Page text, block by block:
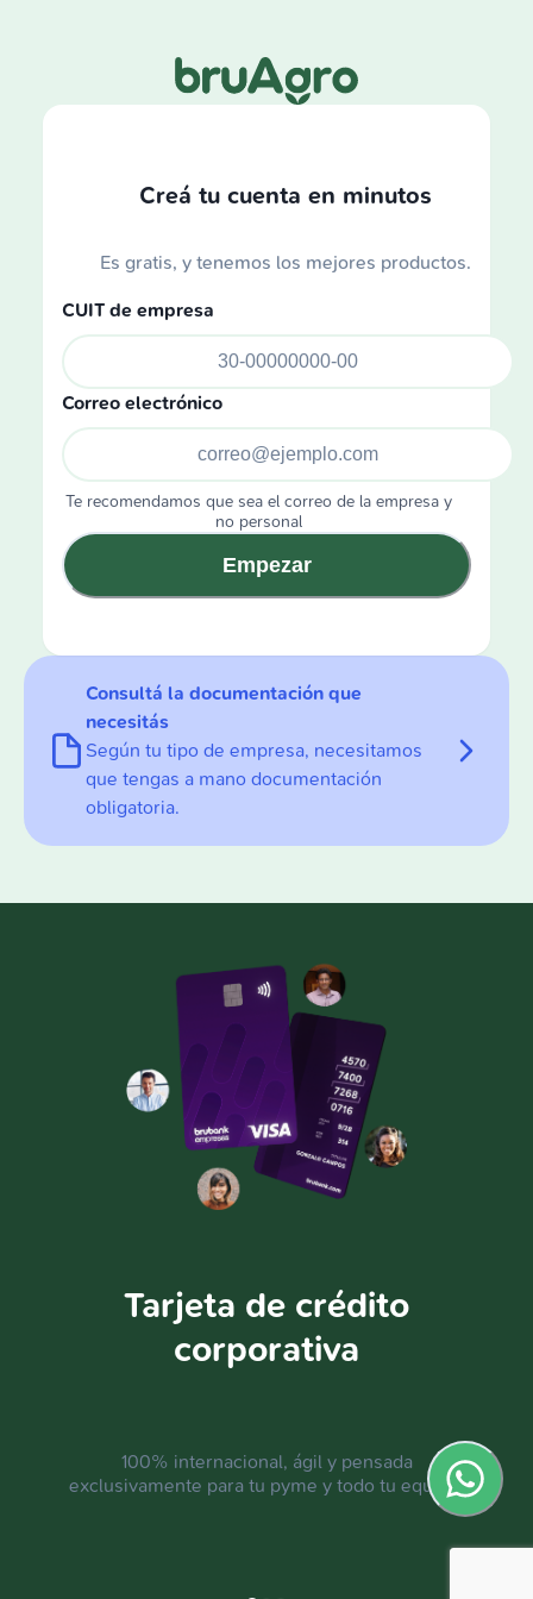
Creá tu cuenta en minutos
Es gratis, y tenemos los mejores productos.
CUIT de empresa
Correo electrónico
Te recomendamos que sea el correo de la empresa y
no personal
Empezar
Consultá la documentación que
necesitás
Según tu tipo de empresa, necesitamos
que tengas a mano documentación
obligatoria.
Tarjeta de crédito
corporativa
100% internacional, ágil y pensada
exclusivamente para tu pyme y todo tu equipo.